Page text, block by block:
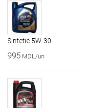
Sintetic 5W-30
995 MDL/un